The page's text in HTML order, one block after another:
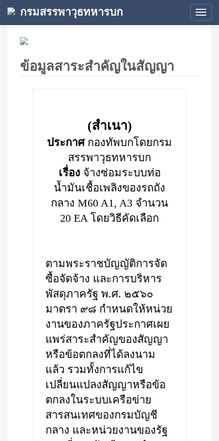
กรมสรรพาวุธทหารบก
ข้อมูลสาระสำคัญในสัญญา
(สำเนา)
ประกาศกองทัพบกโดยกรม
สรรพาวุธทหารบก
เรื่อง จ้างซ่อมระบบท่อ
น้ำมันเชื้อเพลิงของรถถัง
กลาง M60 A1, A3 จำนวน
20 EA โดยวิธีคัดเลือก
ตามพระราชบัญญัติการจัด
ซื้อจัดจ้าง และการบริหาร
พัสดุภาครัฐ พ.ศ. ๒๕๖๐
มาตรา ๙๘ กำหนดให้หน่วย
งานของภาครัฐประกาศเผย
แพร่สาระสำคัญของสัญญา
หรือข้อตกลงที่ได้ลงนาม
แล้ว รวมทั้งการแก้ไข
เปลี่ยนแปลงสัญญาหรือข้อ
ตกลงในระบบเครือข่าย
สารสนเทศของกรมบัญชี
กลาง และหน่วยงานของรัฐ